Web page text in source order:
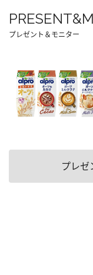
プレゼント＆モニター
プレゼ